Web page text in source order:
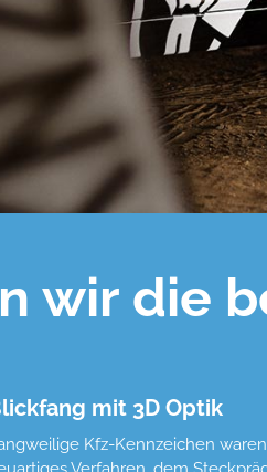
wir die
mit 3D Optik
Kfz-Kennzeichen
Verfahren, dem